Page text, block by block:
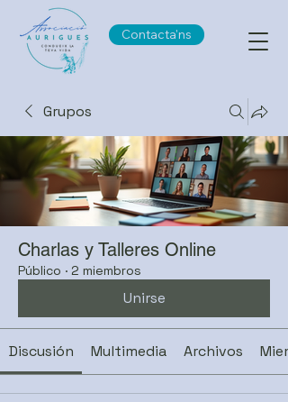
Contacta'ns
Grupos
Charlas y Talleres Online
Público · 2 miembros
Unirse
Discusión Multimedia Archivos